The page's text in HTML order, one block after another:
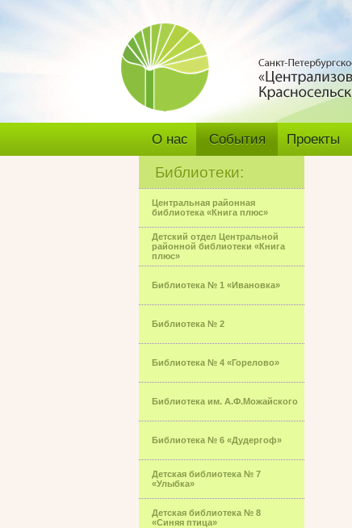
О нас События Проекты
Библиотеки:
Центральная районная
библиотека «Книга плюс»
Детский отдел Центральной
районной библиотеки «Книга
плюс»
Библиотека № 1 «Ивановка»
Библиотека № 2
Библиотека № 4 «Горелово»
Библиотека им. А.Ф.Можайского
Библиотека № 6 «Дудергоф»
Детская библиотека № 7
«Улыбка»
Детская библиотека № 8
«Синяя птица»